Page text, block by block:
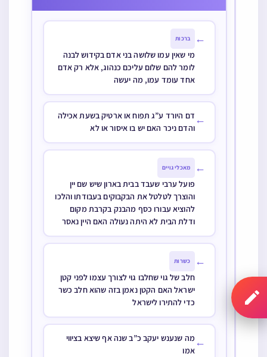
← ברכות
מי שאין עמו שלושה בני אדם בקידוש לבנה
לומר להם שלום עליכם כנהוג, אלא רק אדם
אחד עומד עמו, מה יעשה
← דם היורד ע”ג תפוח או ארטיק בשעת אכילה
והדם ניכר האם יש בו איסור או לא
← מאכלי גויים
פועל ערבי שעבד בבית בארון שיש שם יין
והוצרך לטלטל את הבקבוקים בעבודתו והלכו
להוציא עבורו כסף מהבנק בקרבת מקום
ודלת הבית לא היתה נעולה האם היין נאסר
← כשרות
חלב של גוי שחלבו גוי לצורך עצמו לפני קטן
ישראל האם הקטן נאמן בזה שהוא חלב כשר
כדי להתירו לישראל
← מה שנענש יעקב כ”ב שנה אף שיצא בציווי
אמו